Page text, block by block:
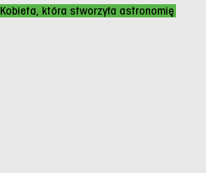
Kobieta, która stworzyła astronomię